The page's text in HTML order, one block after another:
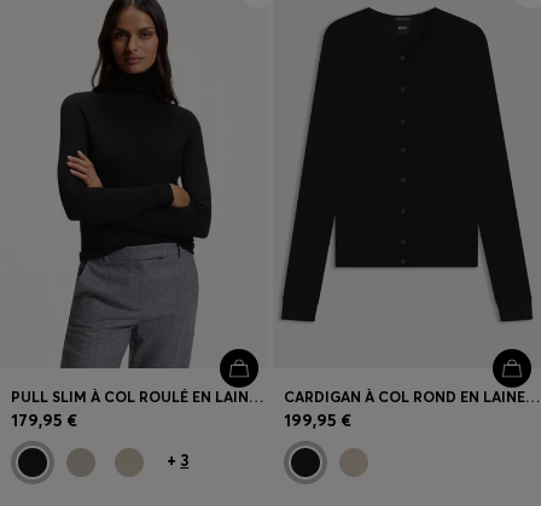
PULL SLIM À COL ROULÉ EN LAINE MÉRINOS EXTRA FINE
179,95 €
+ 3
CARDIGAN À COL ROND EN LAINE MÉRINOS EXTRA-FINE
199,95 €